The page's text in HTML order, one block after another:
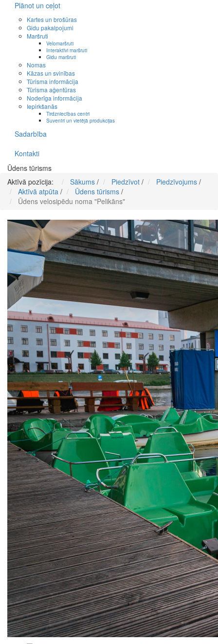
Plānot un ceļot
Kartes un brošūras
Gidu pakalpojumi
Maršruti
Velomaršruti
Interaktīvi maršruti
Gidu maršruti
Nomas
Kāzas un svinības
Tūrisma informācija
Tūrisma aģentūras
Noderīga informācija
Iepirkšanās
Tirdzniecības centri
Suvenīri un vietējā produkcijas
Sadarbība
Kontakti
Ūdens tūrisms
Aktīvā pozīcija:
Sākums / Piedzīvot / Piedzīvojums /
Aktīvā atpūta / Ūdens tūrisms /
Ūdens velosipēdu noma "Pelikāns"